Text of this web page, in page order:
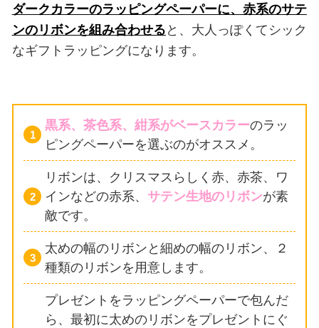
ダークカラーのラッピングペーパーに、赤系のサテ
ンのリボンを組み合わせると、大人っぽくてシック
なギフトラッピングになります。
黒系、茶色系、紺系がベースカラーのラッ
ピングペーパーを選ぶのがオススメ。
リボンは、クリスマスらしく赤、赤茶、ワ
インなどの赤系、 サテン生地のリボンが素
敵です。
太めの幅のリボンと細めの幅のリボン、２
種類のリボンを用意します。
プレゼントをラッピングペーパーで包んだ
ら、最初に太めのリボンをプレゼントにぐ